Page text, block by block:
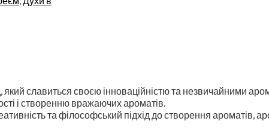
славиться своєю інноваційністю та незвичайними
і створенню вражаючих ароматів.
та філософський підхід до створення ароматів,